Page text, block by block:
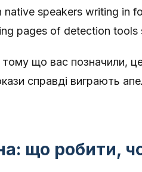
speakers writing in
pages of detection tools
що вас позначили,
справді виграють
що робити,